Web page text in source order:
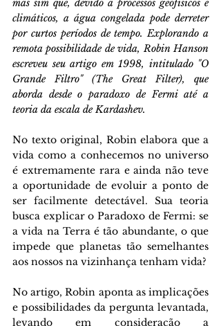
mas sim que, devido a processos geofísicos e
climáticos, a água congelada pode derreter
por curtos períodos de tempo. Explorando a
remota possibilidade de vida, Robin Hanson
escreveu seu artigo em 1998, intitulado "O
Grande Filtro" (The Great Filter), que
aborda desde o paradoxo de Fermi até a
teoria da escala de Kardashev.
No texto original, Robin elabora que a
vida como a conhecemos no universo
é extremamente rara e ainda não teve
a oportunidade de evoluir a ponto de
ser facilmente detectável. Sua teoria
busca explicar o Paradoxo de Fermi: se
a vida na Terra é tão abundante, o que
impede que planetas tão semelhantes
aos nossos na vizinhança tenham vida?
No artigo, Robin aponta as implicações
e possibilidades da pergunta levantada,
levando em consideração a